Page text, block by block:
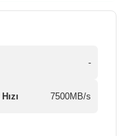
-
7500MB/s